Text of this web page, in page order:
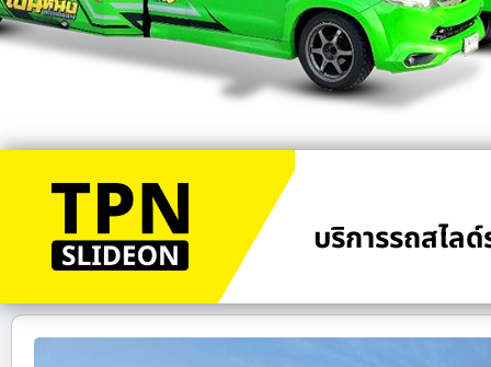
บริการรถสไล